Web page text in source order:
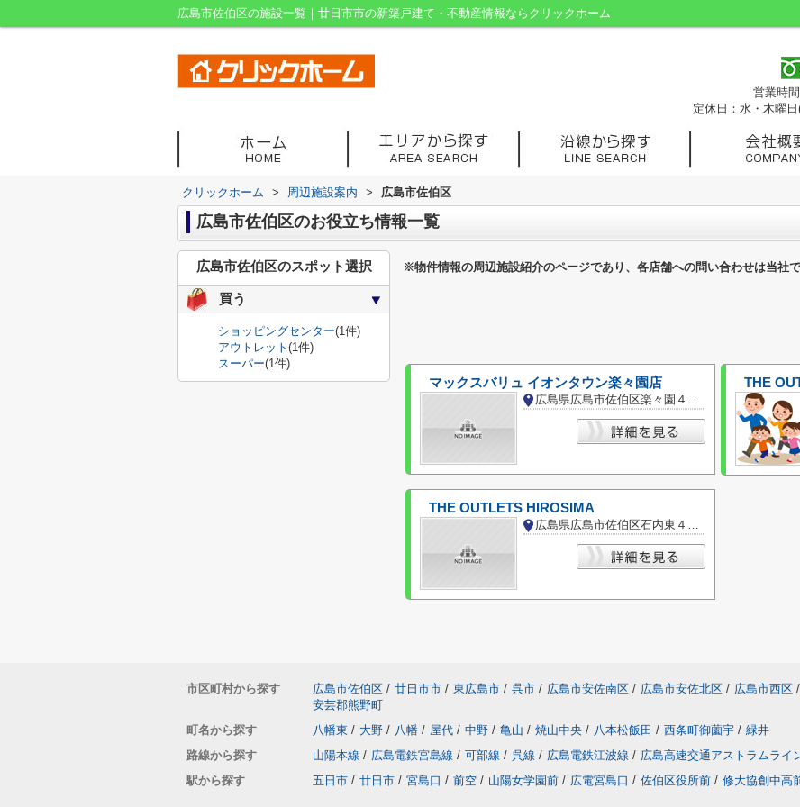
広島市佐伯区の施設一覧｜廿日市市の新築戸建て・不動産情報ならクリックホーム
営業時
定休日：水・木曜
クリックホーム > 周辺施設案内 > 広島市佐伯区
広島市佐伯区のお役立ち情報一覧
※物件情報の周辺施設紹介のページであり、各店舗への問い合わせは当社で
マックスバリュ イオンタウン楽々園店
広島県広島市佐伯区楽々園４丁目
THE
THE OUTLETS HIROSIMA
広島県広島市佐伯区石内東４丁目
広島市佐伯区のスポット選択
買う
ショッピングセンター(1件)
アウトレット (1件)
スーパー(1件)
市区町村から探す 広島市佐伯区 / 廿日市市 / 東広島市 / 呉市 / 広島市安佐南区 / 広島市安佐北区 / 広島市西区 /
安芸郡熊野町
町名から探す
八幡東 / 大野 / 八幡 / 屋代 / 中野 / 亀山 / 焼山中央 / 八本松飯田 / 西条町御薗宇 / 緑井
路線から探す
山陽本線 / 広島電鉄宮島線 / 可部線 / 呉線 / 広島電鉄江波線 / 広島高速交通アストラムライ
駅から探す
五日市 / 廿日市 / 宮島口 / 前空 / 山陽女学園前 / 広電宮島口 / 佐伯区役所前 / 修大協創中高